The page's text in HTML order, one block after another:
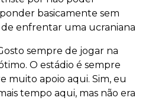
basicamente sem
enfrentar uma ucraniana
sempre de jogar na
O estádio é sempre
muito apoio aqui. Sim, eu
tempo aqui, mas não era